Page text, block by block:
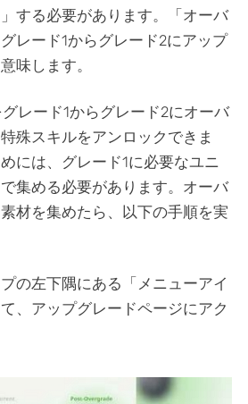
」する必要があります。「オーバ
レード1からグレード2にアップ
味します。
レード1からグレード2にオーバ
殊スキルをアンロックできま
には、グレード1に必要なユニ
集める必要があります。オーバ
材を集めたら、以下の手順を実
の左下隅にある「メニューアイ
、アップグレードページにアク